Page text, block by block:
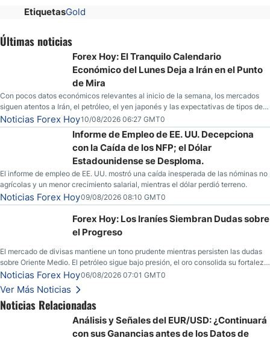
EtiquetasGold
Últimas noticias
Forex Hoy: El Tranquilo Calendario
Económico del Lunes Deja a Irán en el Punto
de Mira
Con pocos datos económicos relevantes al inicio de la semana, los mercados
siguen atentos a Irán, el petróleo, el yen japonés y las expectativas de tipos de
la Fed.
Noticias Forex Hoy10/08/2026 06:27 GMT0
Informe de Empleo de EE. UU. Decepciona
con la Caída de los NFP; el Dólar
Estadounidense se Desploma.
El informe de empleo de EE. UU. mostró una caída inesperada de las nóminas no
agrícolas y un menor crecimiento salarial, mientras el dólar perdió terreno.
Noticias Forex Hoy09/08/2026 08:10 GMT0
Forex Hoy: Los Iraníes Siembran Dudas sobre
el Progreso
El mercado de divisas mantiene un tono prudente mientras persisten las dudas
sobre Oriente Medio. El petróleo sigue bajo presión, el oro consolida su fortaleza
y los operadores esperan nuevas referencias económicas desde Estados
Unidos.
Noticias Forex Hoy06/08/2026 07:01 GMT0
Ver Más Noticias
Noticias Relacionadas
Análisis y Señales del EUR/USD: ¿Continuará
con sus Ganancias antes de los Datos de